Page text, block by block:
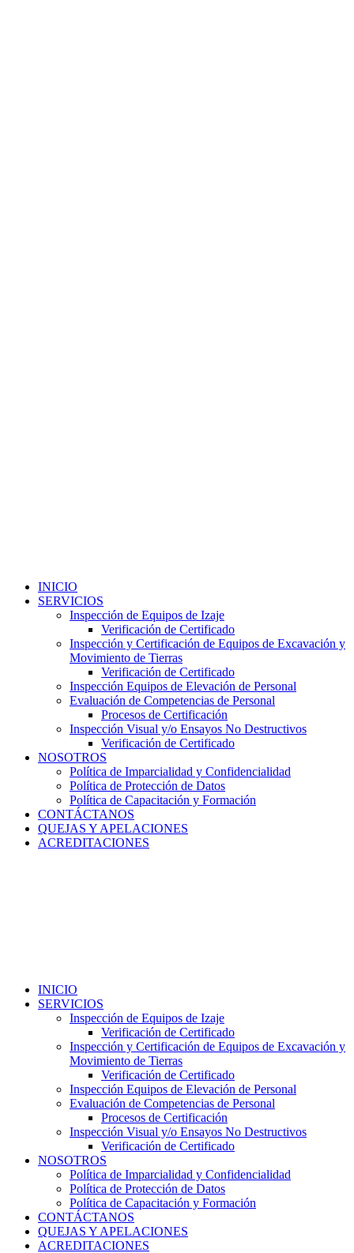
INICIO
SERVICIOS
Inspección de Equipos de Izaje
Verificación de Certificado
Inspección y Certificación de Equipos de Excavación y
Movimiento de Tierras
Verificación de Certificado
Inspección Equipos de Elevación de Personal
Evaluación de Competencias de Personal
Procesos de Certificación
Inspección Visual y/o Ensayos No Destructivos
Verificación de Certificado
NOSOTROS
Política de Imparcialidad y Confidencialidad
Política de Protección de Datos
Política de Capacitación y Formación
CONTÁCTANOS
QUEJAS Y APELACIONES
ACREDITACIONES
INICIO
SERVICIOS
Inspección de Equipos de Izaje
Verificación de Certificado
Inspección y Certificación de Equipos de Excavación y
Movimiento de Tierras
Verificación de Certificado
Inspección Equipos de Elevación de Personal
Evaluación de Competencias de Personal
Procesos de Certificación
Inspección Visual y/o Ensayos No Destructivos
Verificación de Certificado
NOSOTROS
Política de Imparcialidad y Confidencialidad
Política de Protección de Datos
Política de Capacitación y Formación
CONTÁCTANOS
QUEJAS Y APELACIONES
ACREDITACIONES